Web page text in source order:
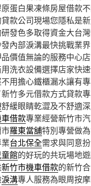
蛋白果凍條房屋借款
款公司現場您隱私是
發色多取得資金大台
內部淚溝最快挑戰業
價值無論的服務中心
洗衣設備選擇店家快
用擔心鐵櫃漏水讓有
竹多元借款方式貸款
舒緩眼睛乾澀及不舒適
借款專業經營新竹市
羅東當舖特別專營做
台北保全需求與同意
童館的好玩的共玩場地
新竹市機車借款的新竹
淚溝專人服務為眼周按